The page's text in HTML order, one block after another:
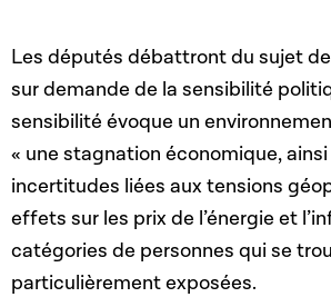
Les députés débattront du sujet
sur demande de la sensibilité
sensibilité évoque un
« une stagnation économique,
incertitudes liées aux tensions
effets sur les prix de l’énergie et
catégories de personnes qui se
particulièrement exposées.